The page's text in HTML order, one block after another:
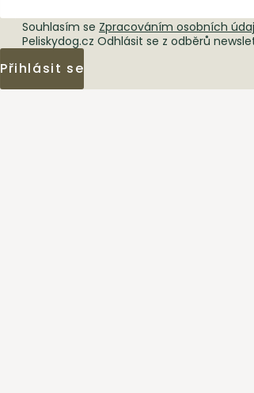
Souhlasím se Zpracováním osobních
Peliskydog.cz Odhlásit se z odběrů
Přihlásit se